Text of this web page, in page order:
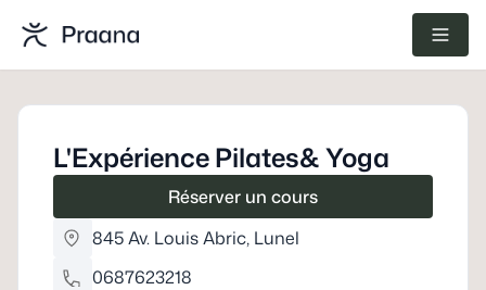
L'Expérience Pilates& Yoga
Réserver un cours
845 Av. Louis Abric, Lunel
0687623218